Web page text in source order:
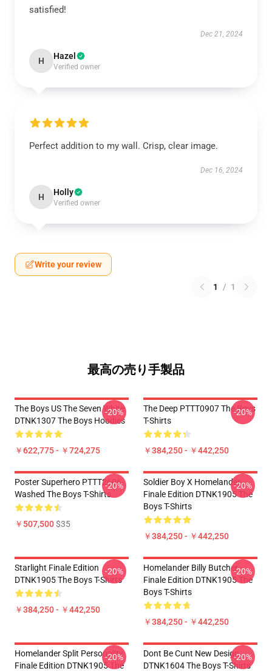
satisfied!
Dec 21, 2024
H Hazel
Verified owner
Perfect addition to my wall. Crisp, clear image.
Dec 16, 2024
H Holly
Verified owner
Write your review
1 / 1
最高の売り手製品
The Boys US The Seven White
DTNK1307 The Boys Hoodies
￥622,775 - ￥724,275
-20%
The Deep PTTT0907 The Boys
T-Shirts
￥384,250 - ￥442,250
-20%
Poster Superhero PTTT2606
Washed The Boys T-Shirts
￥507,500$35
-20%
Soldier Boy X Homelander
Finale Edition DTNK1905 The
Boys T-Shirts
￥384,250 - ￥442,250
-20%
Starlight Finale Edition
DTNK1905 The Boys T-Shirts
￥384,250 - ￥442,250
-20%
Homelander Billy Butcher
Finale Edition DTNK1905 The
Boys T-Shirts
￥384,250 - ￥442,250
-20%
Homelander Split Personality
Finale Edition DTNK1905 The
-20%
Dont Be Cunt New Design
DTNK1604 The Boys T-Shirts
-20%